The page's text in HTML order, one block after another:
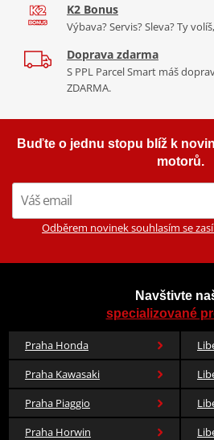
K2 Bonus
Výbava? Servis? Sleva? Ty
Doprava zdarma
S PPL Parcel Smart máš
ZDARMA.
Buďte o jednu stopu blíž k
motorů.
Odběrem novinek souhlasím se
Navštivte
specializované
Praha Honda
Praha Kawasaki
Praha Piaggio
Praha Horwin